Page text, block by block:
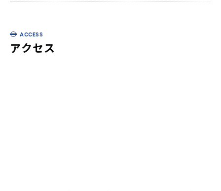
ACCESS
アクセス